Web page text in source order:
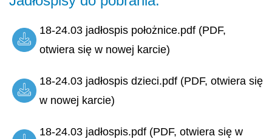
18-24.03 jadłospis położnice.pdf (PDF,
otwiera się w nowej karcie)
18-24.03 jadłospis dzieci.pdf (PDF, otwiera się
w nowej karcie)
18-24.03 jadłospis.pdf (PDF, otwiera się w